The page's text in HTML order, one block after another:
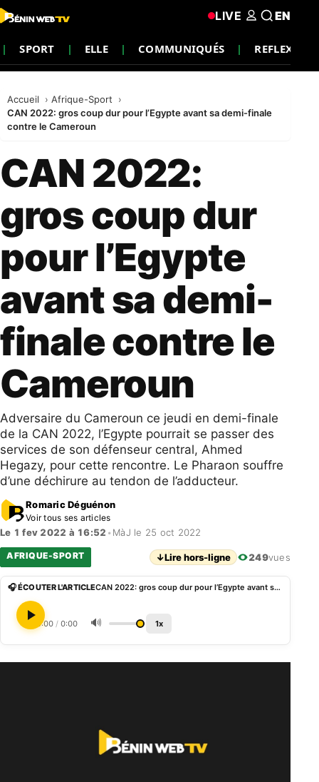
SPORT ELLE COMMUNIQUÉS REFLEXION
LIVE EN
Accueil
Afrique-Sport
CAN 2022: gros coup dur pour l’Egypte avant sa demi-finale
contre le Cameroun
CAN 2022:
gros coup dur
pour l’Egypte
avant sa demi-
finale contre le
Cameroun
Adversaire du Cameroun ce jeudi en demi-finale
de la CAN 2022, l’Egypte pourrait se passer des
services de son défenseur central, Ahmed
Hegazy, pour cette rencontre. Le Pharaon souffre
d’une déchirure au tendon de l’adducteur.
Romaric Déguénon
Voir tous ses articles
Le 1 fev 2022 à 16:52 • MàJ le 25 oct 2022
AFRIQUE-SPORT ↓Lire hors-ligne 249vues
🎧 ÉCOUTER L'ARTICLE CAN 2022: gros coup dur pour l’Egypte avant sa demi-finale contre le Cameroun
0:00 / 0:00 🔊 1x